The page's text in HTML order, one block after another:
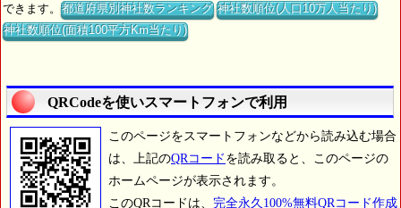
できます。都道府県別神社数ランキング 神社数順位(人口10万人当たり)
神社数順位(面積100平方Km当たり)
QRCodeを使いスマートフォンで利用
このページをスマートフォンなどから読み込む場合
は、上記のQRコード を読み取ると、このページの
ホームページが表示されます。
このQRコードは、 完全永久100%無料QRコード作成